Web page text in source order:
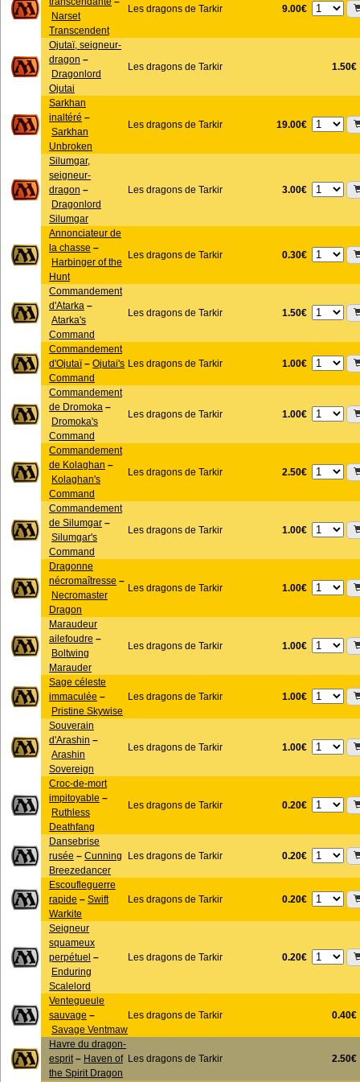
Narset
Transcendent
Les dragons de Tarkir 9.00€
Ojutaï, seigneur-
dragon –
Dragonlord
Ojutai
Les dragons de Tarkir 1.50€
Sarkhan
inaltéré –
Sarkhan
Unbroken
Les dragons de Tarkir 19.00€
Silumgar,
seigneur-
dragon –
Dragonlord
Silumgar
Les dragons de Tarkir 3.00€
Annonciateur de
la chasse –
Harbinger of the
Hunt
Les dragons de Tarkir 0.30€
Commandement
d'Atarka –
Atarka's
Command
Les dragons de Tarkir 1.50€
Commandement
d'Ojutaï– Ojutai's
Command
Les dragons de Tarkir 1.00€
Commandement
de Dromoka –
Dromoka's
Command
Les dragons de Tarkir 1.00€
Commandement
de Kolaghan –
Kolaghan's
Command
Les dragons de Tarkir 2.50€
Commandement
de Silumgar –
Silumgar's
Command
Les dragons de Tarkir 1.00€
Dragonne
nécromaîtresse –
Necromaster
Dragon
Les dragons de Tarkir 1.00€
Maraudeur
ailefoudre –
Boltwing
Marauder
Les dragons de Tarkir 1.00€
Sage céleste
immaculée –
Pristine Skywise
Les dragons de Tarkir 1.00€
Souverain
d'Arashin –
Arashin
Sovereign
Les dragons de Tarkir 1.00€
Croc-de-mort
impitoyable –
Ruthless
Deathfang
Les dragons de Tarkir 0.20€
Dansebrise
rusée – Cunning
Breezedancer
Les dragons de Tarkir 0.20€
Escoufleguerre
rapide – Swift
Warkite
Les dragons de Tarkir 0.20€
Seigneur
squameux
perpétuel –
Enduring
Scalelord
Les dragons de Tarkir 0.20€
Ventegueule
sauvage –
Savage Ventmaw
Les dragons de Tarkir 0.40€
Havre du dragon-
esprit – Haven of
the Spirit Dragon
Les dragons de Tarkir 2.50€